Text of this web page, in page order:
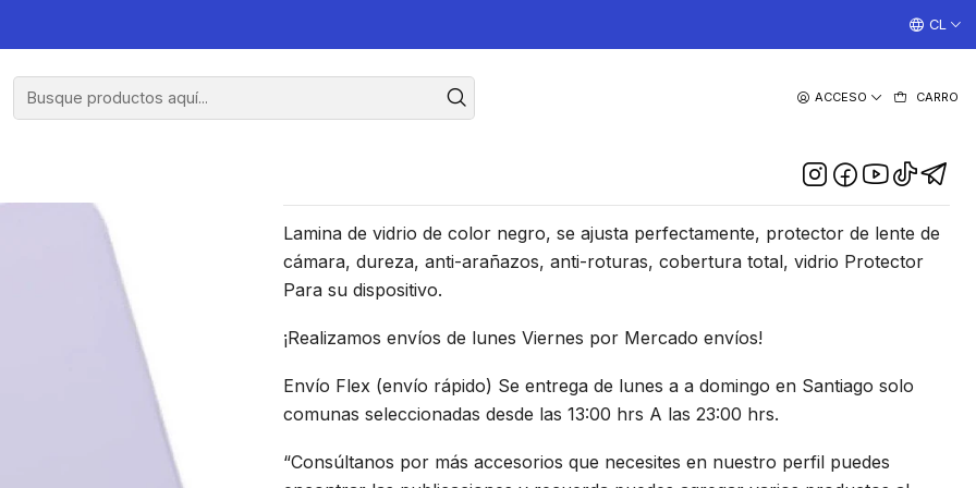
ACCESO CARRO
¡TRABAJAMOS TODOS LOS DIAS CON ENVIOS A TODO
CL
A73 5G - Color Negro
Lámina Para Cámara Samsung A73 5G
Lamina de vidrio de color negro, se ajusta perfectamente, protector de lente de
cámara, dureza, anti-arañazos, anti-roturas, cobertura total, vidrio Protector
Para su dispositivo.
¡Realizamos envíos de lunes Viernes por Mercado envíos!
Envío Flex (envío rápido) Se entrega de lunes a a domingo en Santiago solo
comunas seleccionadas desde las 13:00 hrs A las 23:00 hrs.
“Consúltanos por más accesorios que necesites en nuestro perfil puedes